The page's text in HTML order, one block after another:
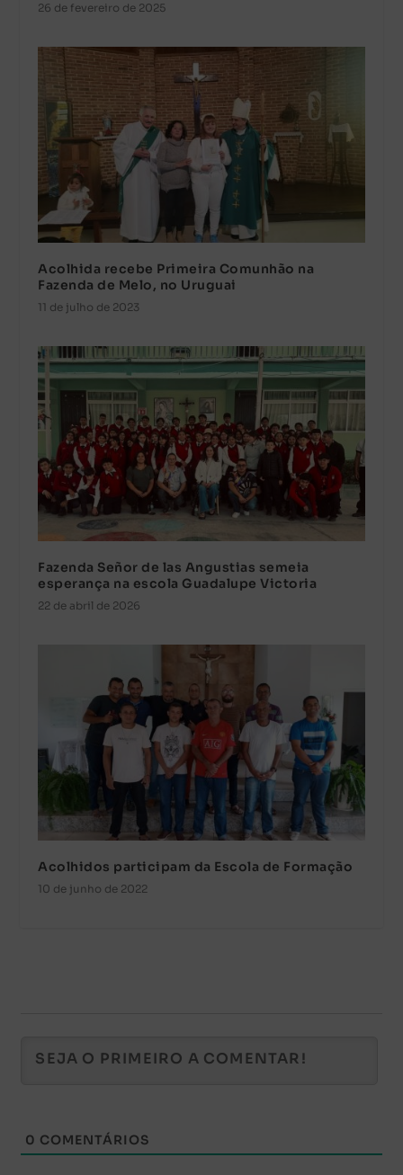
26 de fevereiro de 2025
Acolhida recebe Primeira Comunhão na
Fazenda de Melo, no Uruguai
11 de julho de 2023
Fazenda Señor de las Angustias semeia
esperança na escola Guadalupe Victoria
22 de abril de 2026
Acolhidos participam da Escola de Formação
10 de junho de 2022
0 COMENTÁRIOS